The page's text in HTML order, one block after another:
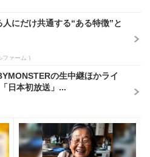
にだけ共通する“ある特徴”と
ファーム )
の生中継ほかライ
日本初放送」...